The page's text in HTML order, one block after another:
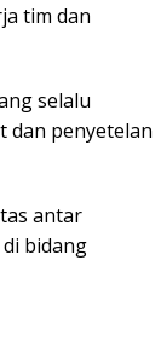
tim dan
selalu
dan penyetelan
antar
bidang